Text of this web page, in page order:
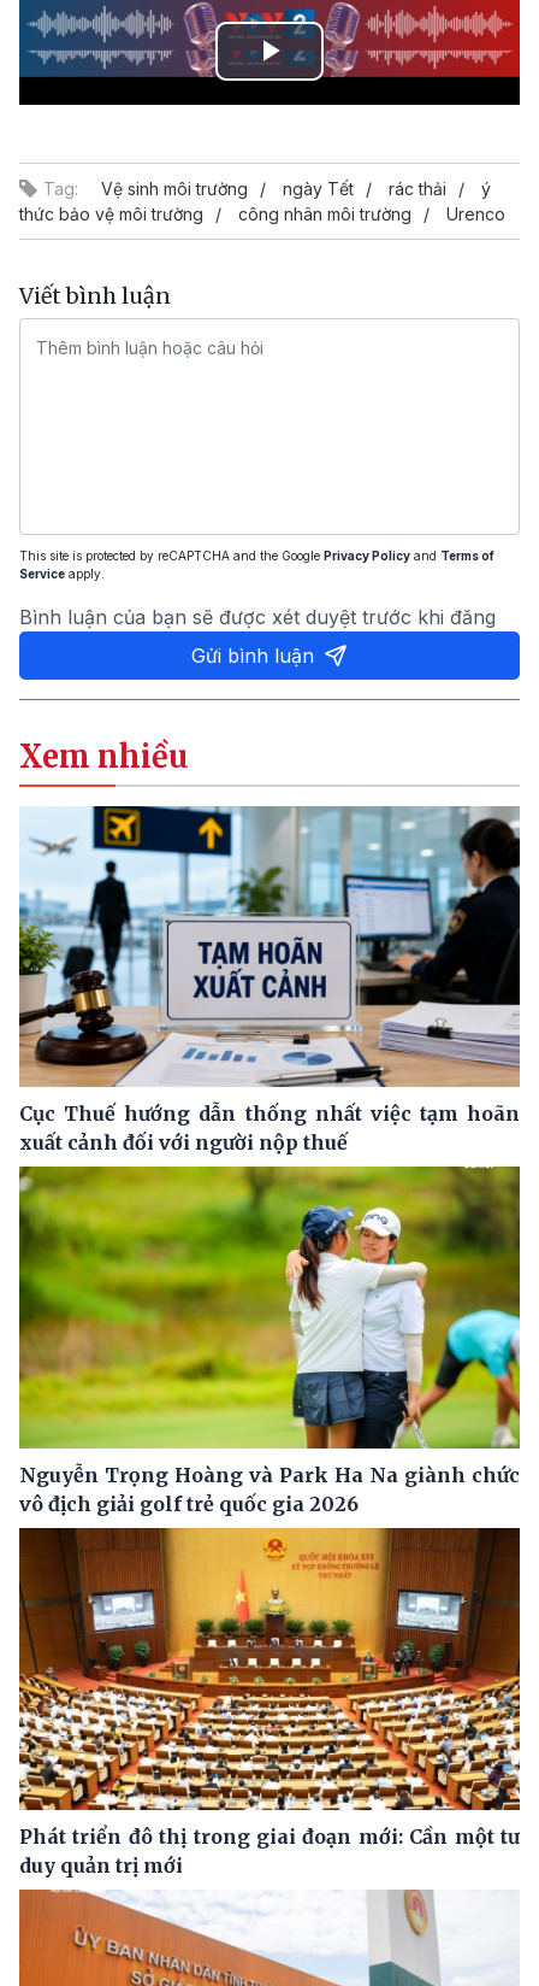
Play
Tag: Vệ sinh môi trường ngày Tết rác thải
ý
thức bảo vệ môi trường
công nhân môi trường Urenco
Viết bình luận
This site is protected by reCAPTCHA and the Google Privacy Policy and Terms of
Service apply.
Bình luận của bạn sẽ được xét duyệt trước khi đăng
Gửi bình luận
Xem nhiều
Cục Thuế hướng dẫn thống nhất việc tạm hoãn
xuất cảnh đối với người nộp thuế
Nguyễn Trọng Hoàng và Park Ha Na giành chức
vô địch giải golf trẻ quốc gia 2026
Phát triển đô thị trong giai đoạn mới: Cần một tư
duy quản trị mới